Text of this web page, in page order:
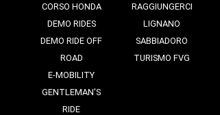
CORSO HONDA
DEMO RIDES
DEMO RIDE OFF
ROAD
E-MOBILITY
GENTLEMAN'S
RIDE
RAGGIUNGERCI
LIGNANO
SABBIADORO
TURISMO FVG